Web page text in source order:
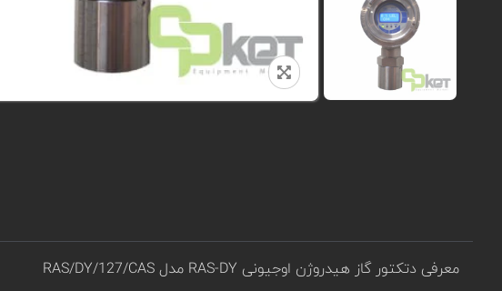
معرفی دتکتور گاز هیدروژن اوجیونی RAS-DY مدل RAS/DY/127/CAS